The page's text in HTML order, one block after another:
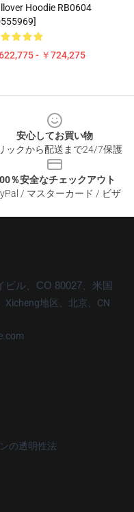
Hoodie RB0604
- ￥724,275
安心してお買い物
ックから配送まで24/7保護
％安全なチェックアウト
/ マスターカード / ビザ
ビル、CO 80027、米国
Xicheng地区、北京、CN
の透明性法